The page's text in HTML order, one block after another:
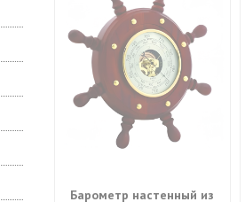
Барометр настенный из